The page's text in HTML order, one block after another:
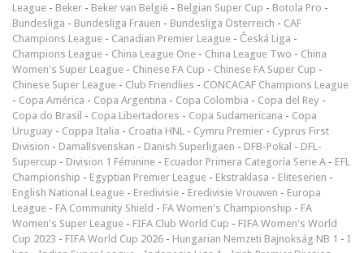
League - Beker - Beker van België - Belgian Super Cup - Botola Pro -
Bundesliga - Bundesliga Frauen - Bundesliga Österreich - CAF
Champions League - Canadian Premier League - Česká Liga -
Champions League - China League One - China League Two - China
Women's Super League - Chinese FA Cup - Chinese FA Super Cup -
Chinese Super League - Club Friendlies - CONCACAF Champions League
- Copa América - Copa Argentina - Copa Colombia - Copa del Rey -
Copa do Brasil - Copa Libertadores - Copa Sudamericana - Copa
Uruguay - Coppa Italia - Croatia HNL - Cymru Premier - Cyprus First
Division - Damallsvenskan - Danish Superligaen - DFB-Pokal - DFL-
Supercup - Division 1 Féminine - Ecuador Primera Categoría Serie A - EFL
Championship - Egyptian Premier League - Ekstraklasa - Eliteserien -
English National League - Eredivisie - Eredivisie Vrouwen - Europa
League - FA Community Shield - FA Women's Championship - FA
Women's Super League - FIFA Club World Cup - FIFA Women's World
Cup 2023 - FIFA World Cup 2026 - Hungarian Nemzeti Bajnokság NB 1 - I